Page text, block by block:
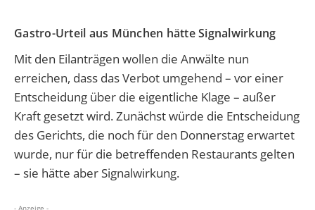
Gastro-Urteil aus München hätte Signalwirkung
Mit den Eilanträgen wollen die Anwälte nun
erreichen, dass das Verbot umgehend – vor einer
Entscheidung über die eigentliche Klage – außer
Kraft gesetzt wird. Zunächst würde die Entscheidung
des Gerichts, die noch für den Donnerstag erwartet
wurde, nur für die betreffenden Restaurants gelten
– sie hätte aber Signalwirkung.
- Anzeige -